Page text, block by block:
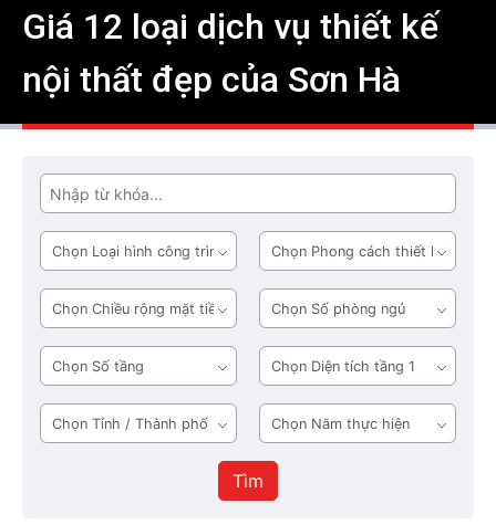
Giá 12 loại dịch vụ thiết kế
nội thất đẹp của Sơn Hà
Tìm
Loại
hình
công
trình
Phong
cách
thiết
kế
Chiều
rộng
mặt
tiền
Số
phòng
ngủ
Số
tầng
Diện
tích
tầng
1
Tỉnh
/
Năm
thực
hiện
Tìm